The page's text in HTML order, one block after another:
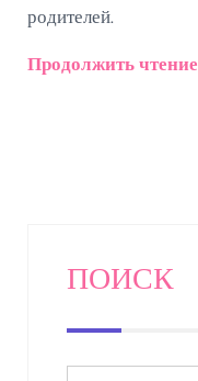
родителей.
Продолжить чтение
ПОИСК